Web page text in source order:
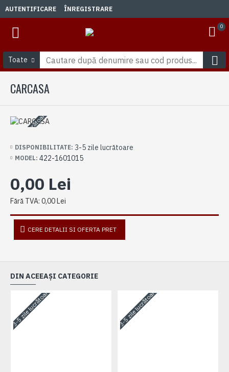
AUTENTIFICARE ÎNREGISTRARE
0
Toate
CARCASA
3-5 zile lucrătoare
DISPONIBILITATE: 3-5 zile lucrătoare
MODEL: 422-1601015
0,00 Lei
Fără TVA: 0,00 Lei
CERE DETALII SI OFERTA PRET
DIN ACEEAȘI CATEGORIE
3-5 zile lucrătoare 3-5 zile lucrătoare